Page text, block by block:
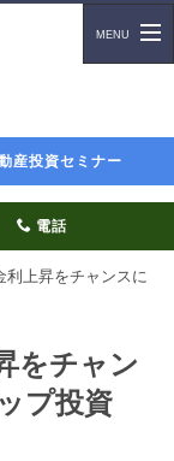
産投資セミナー
電話
利上昇をチャンスに
をチャン
プ投資